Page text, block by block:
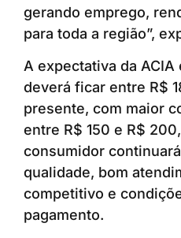
gerando emprego,
para toda a região”,
A expectativa da
deverá ficar entre R$
presente, com maior
entre R$ 150 e R$
consumidor
qualidade, bom
competitivo e
pagamento.